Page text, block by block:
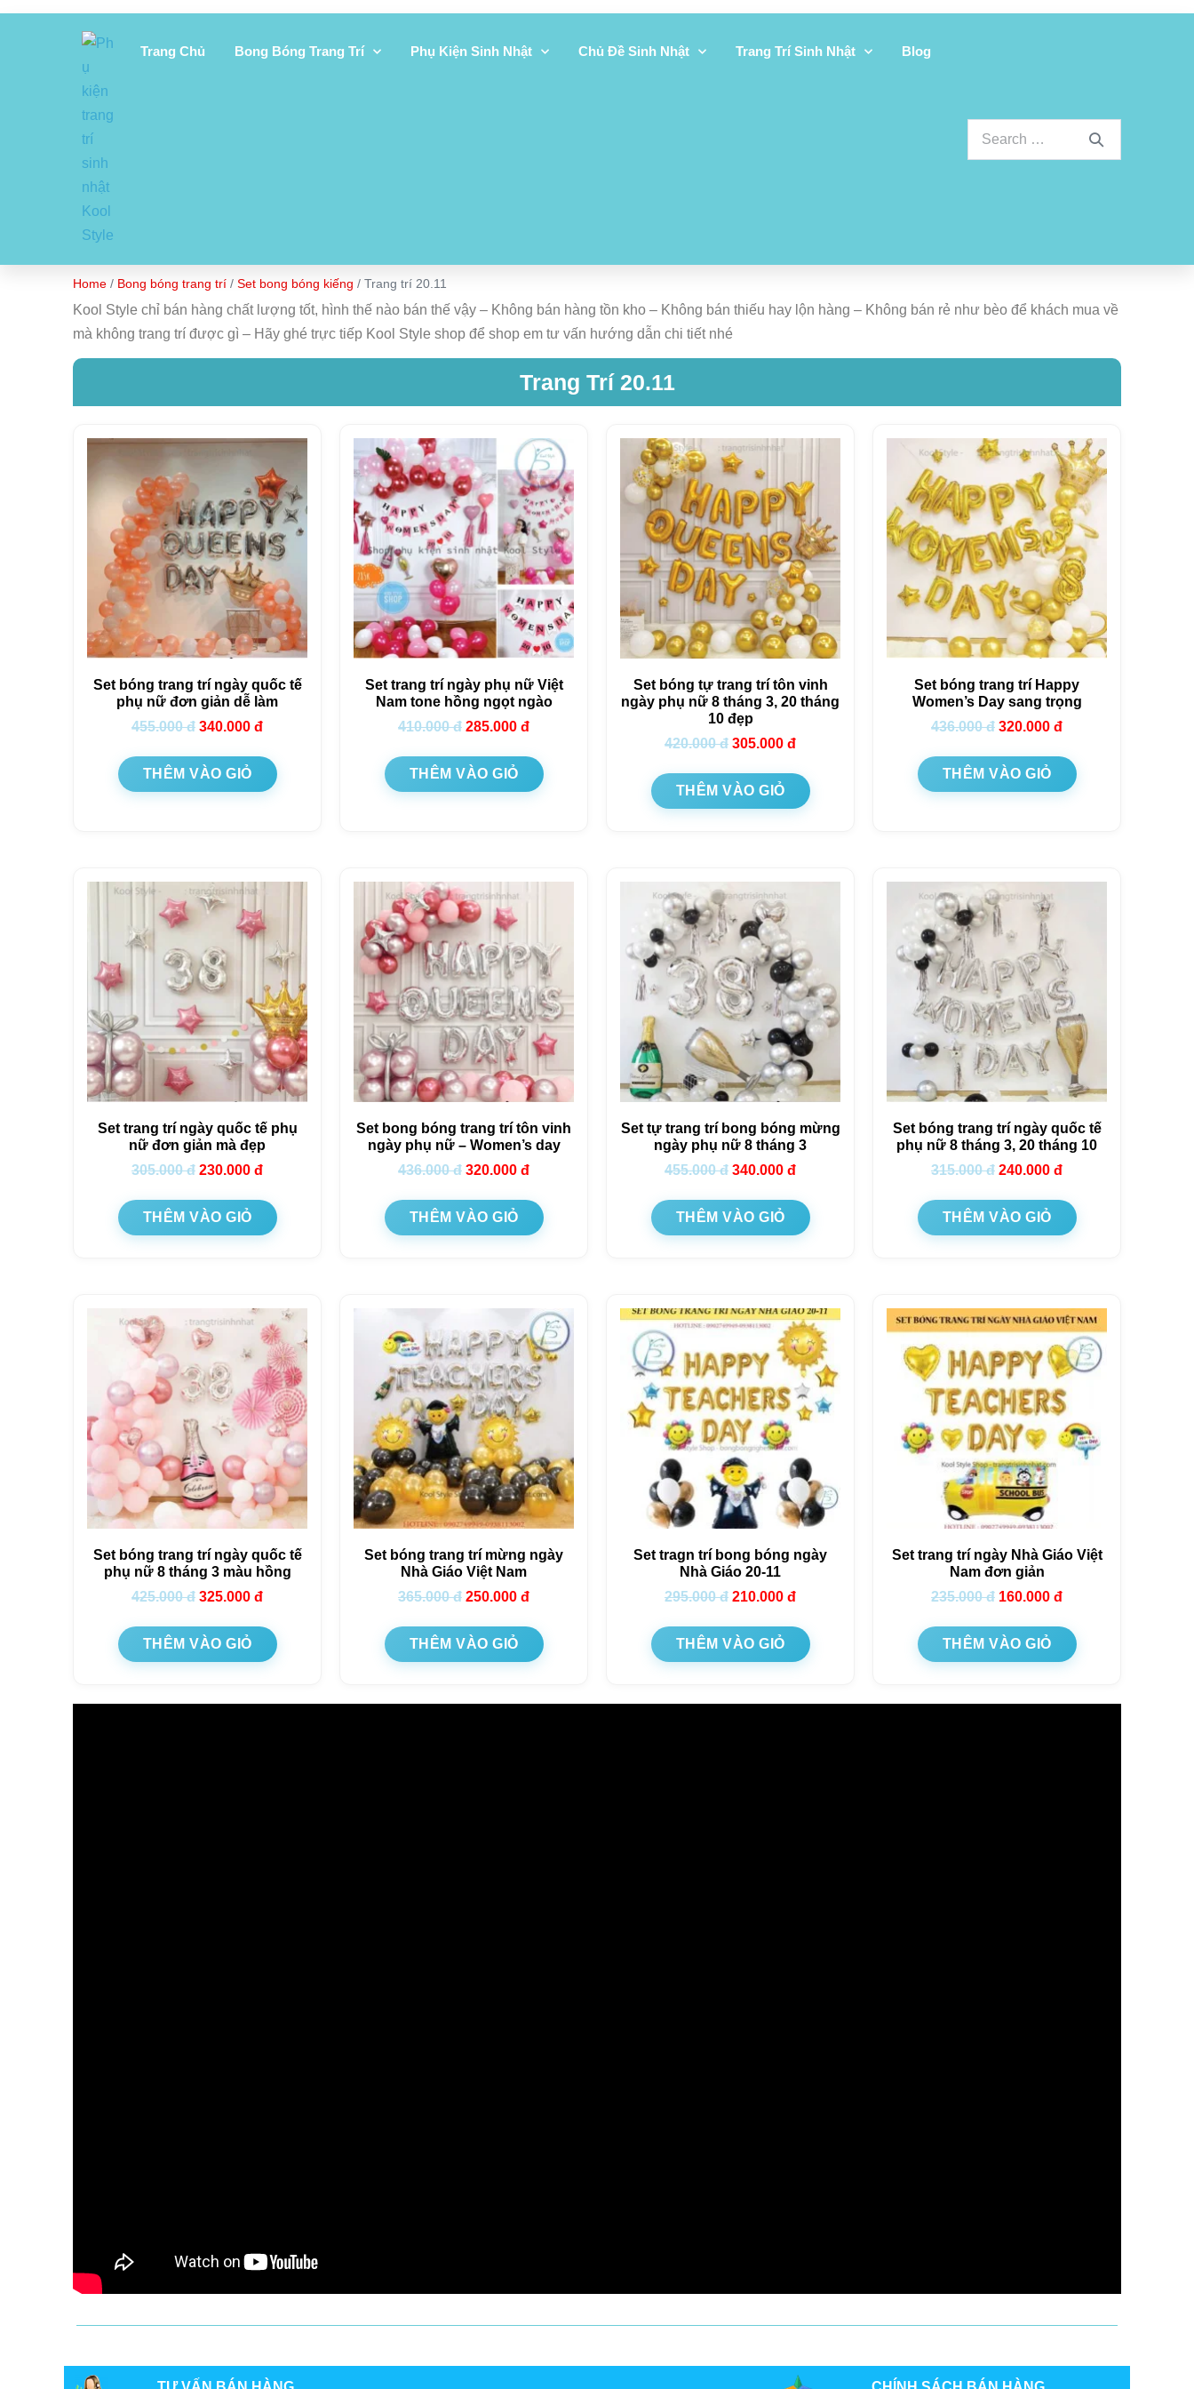
Trang Chủ Bong Bóng Trang Trí Phụ Kiện Sinh Nhật Chủ Đề Sinh Nhật Trang Trí Sinh Nhật Blog
Home / Bong bóng trang trí / Set bong bóng kiếng / Trang trí 20.11
Kool Style chỉ bán hàng chất lượng tốt, hình thế nào bán thế vậy – Không bán hàng tồn kho – Không bán thiếu hay lộn hàng – Không bán rẻ như bèo để khách mua về
mà không trang trí được gì – Hãy ghé trực tiếp Kool Style shop để shop em tư vấn hướng dẫn chi tiết nhé
Trang Trí 20.11
Set bóng trang trí ngày quốc tế
phụ nữ đơn giản dễ làm
455.000đ 340.000 đ
THÊM VÀO GIỎ
Set trang trí ngày phụ nữ Việt
Nam tone hồng ngọt ngào
410.000đ 285.000 đ
THÊM VÀO GIỎ
Set bóng tự trang trí tôn vinh
ngày phụ nữ 8 tháng 3, 20 tháng
10 đẹp
420.000đ 305.000 đ
THÊM VÀO GIỎ
Set bóng trang trí Happy
Women’s Day sang trọng
436.000đ 320.000 đ
THÊM VÀO GIỎ
Set trang trí ngày quốc tế phụ
nữ đơn giản mà đẹp
305.000đ 230.000 đ
THÊM VÀO GIỎ
Set bong bóng trang trí tôn vinh
ngày phụ nữ – Women’s day
436.000đ 320.000 đ
THÊM VÀO GIỎ
Set tự trang trí bong bóng mừng
ngày phụ nữ 8 tháng 3
455.000đ 340.000 đ
THÊM VÀO GIỎ
Set bóng trang trí ngày quốc tế
phụ nữ 8 tháng 3, 20 tháng 10
315.000đ 240.000 đ
THÊM VÀO GIỎ
Set bóng trang trí ngày quốc tế
phụ nữ 8 tháng 3 màu hồng
425.000đ 325.000 đ
THÊM VÀO GIỎ
Set bóng trang trí mừng ngày
Nhà Giáo Việt Nam
365.000đ 250.000 đ
THÊM VÀO GIỎ
Set tragn trí bong bóng ngày
Nhà Giáo 20-11
295.000đ 210.000 đ
THÊM VÀO GIỎ
Set trang trí ngày Nhà Giáo Việt
Nam đơn giản
235.000đ 160.000 đ
THÊM VÀO GIỎ